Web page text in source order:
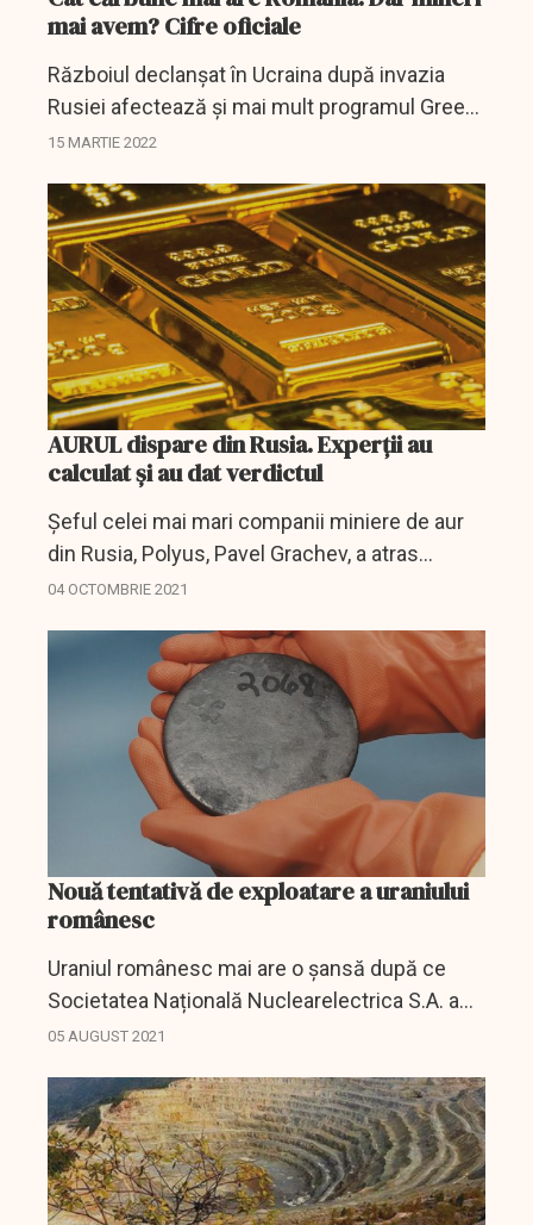
mai avem? Cifre oficiale
Războiul declanșat în Ucraina după invazia
Rusiei afectează și mai mult programul Green
Deal al Comisiei Europene. După criza
conflictul armat,...
15 MARTIE 2022
AURUL dispare din Rusia. Experții au
calculat și au dat verdictul
Șeful celei mai mari companii miniere de aur
din Rusia, Polyus, Pavel Grachev, a atras
atenția că pericolul ca țara să rămână fără aur
04 OCTOMBRIE 2021
Nouă tentativă de exploatare a uraniului
românesc
Uraniul românesc mai are o șansă după ce
Societatea Națională Nuclearelectrica S.A. a
anunțat că preia licența de concesionare a a
din...
05 AUGUST 2021